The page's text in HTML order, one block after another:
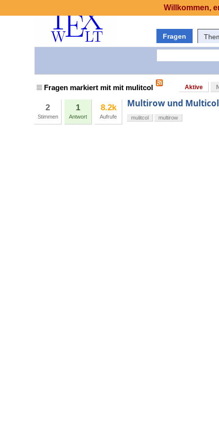
Fragen
Fragen markiert mit mit mulitcol Aktive
2
Stimmen
1
Antwort
8.2k
Aufrufe
Multirow und
mulitcol multirow
Willkommen,